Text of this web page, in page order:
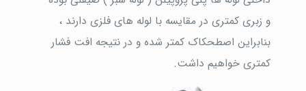
و زبری کمتری در مقایسه با لوله های فلزی دارند ،
بنابراین اصطحکاک کمتر شده و در نتیجه افت فشار
کمتری خواهیم داشت.